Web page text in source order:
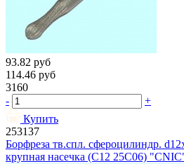
93.82 руб
114.46 руб
3160
-
+
Купить
253137
Борфреза тв.спл. сфероцилиндр.
крупная насечка (C12 25С06)